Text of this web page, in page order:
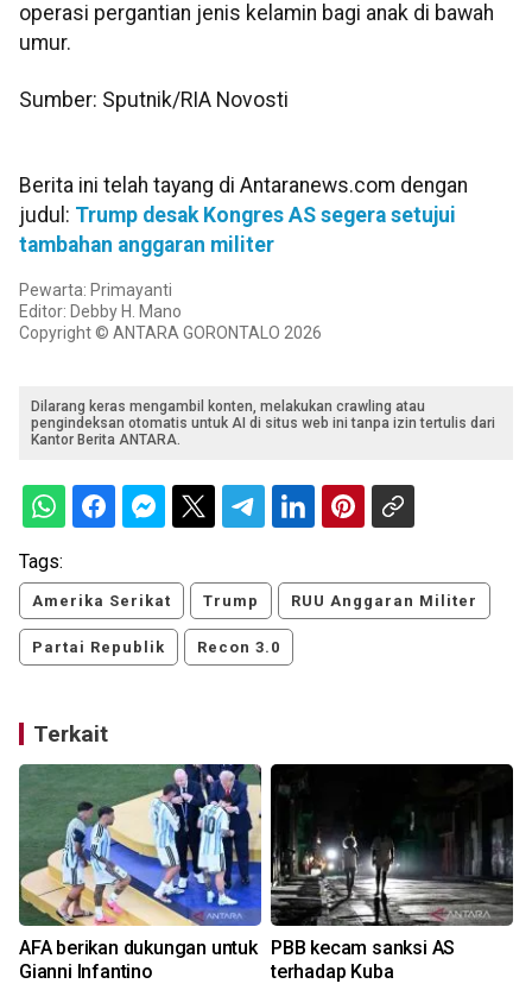
operasi pergantian jenis kelamin bagi anak di bawah
umur.
Sumber: Sputnik/RIA Novosti
Berita ini telah tayang di Antaranews.com dengan
judul: Trump desak Kongres AS segera setujui
tambahan anggaran militer
Pewarta: Primayanti
Editor: Debby H. Mano
Copyright © ANTARA GORONTALO 2026
Dilarang keras mengambil konten, melakukan crawling atau
pengindeksan otomatis untuk AI di situs web ini tanpa izin tertulis dari
Kantor Berita ANTARA.
Tags:
Amerika Serikat Trump RUU Anggaran Militer
Partai Republik Recon 3.0
Terkait
AFA berikan dukungan untuk
Gianni Infantino
PBB kecam sanksi AS
terhadap Kuba